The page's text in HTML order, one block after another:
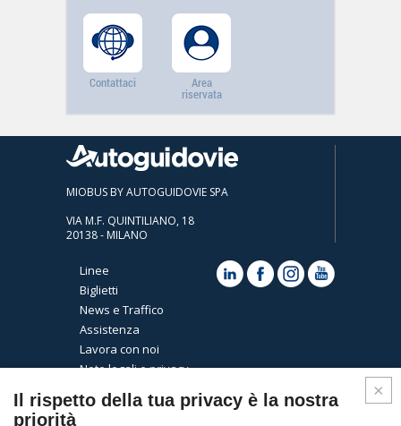
Contattaci Area
riservata
MIOBUS BY AUTOGUIDOVIE SPA
VIA M.F. QUINTILIANO, 18
20138 - MILANO
Linee
Biglietti
News e Traffico
Assistenza
Lavora con noi
Note legali e privacy
Il rispetto della tua privacy è la nostra
priorità